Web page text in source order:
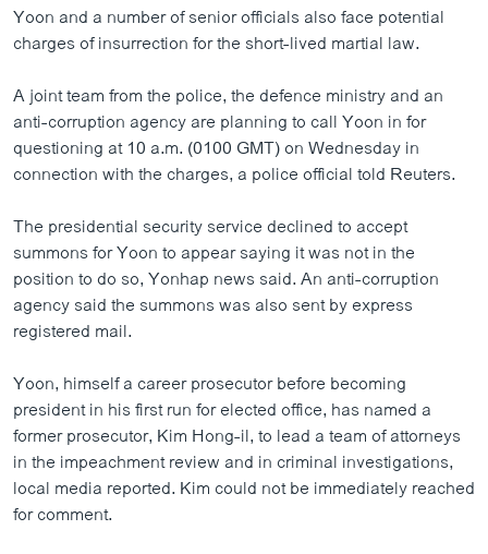
Yoon and a number of senior officials also face potential
charges of insurrection for the short-lived martial law.
A joint team from the police, the defence ministry and an
anti-corruption agency are planning to call Yoon in for
questioning at 10 a.m. (0100 GMT) on Wednesday in
connection with the charges, a police official told Reuters.
The presidential security service declined to accept
summons for Yoon to appear saying it was not in the
position to do so, Yonhap news said. An anti-corruption
agency said the summons was also sent by express
registered mail.
Yoon, himself a career prosecutor before becoming
president in his first run for elected office, has named a
former prosecutor, Kim Hong-il, to lead a team of attorneys
in the impeachment review and in criminal investigations,
local media reported. Kim could not be immediately reached
for comment.